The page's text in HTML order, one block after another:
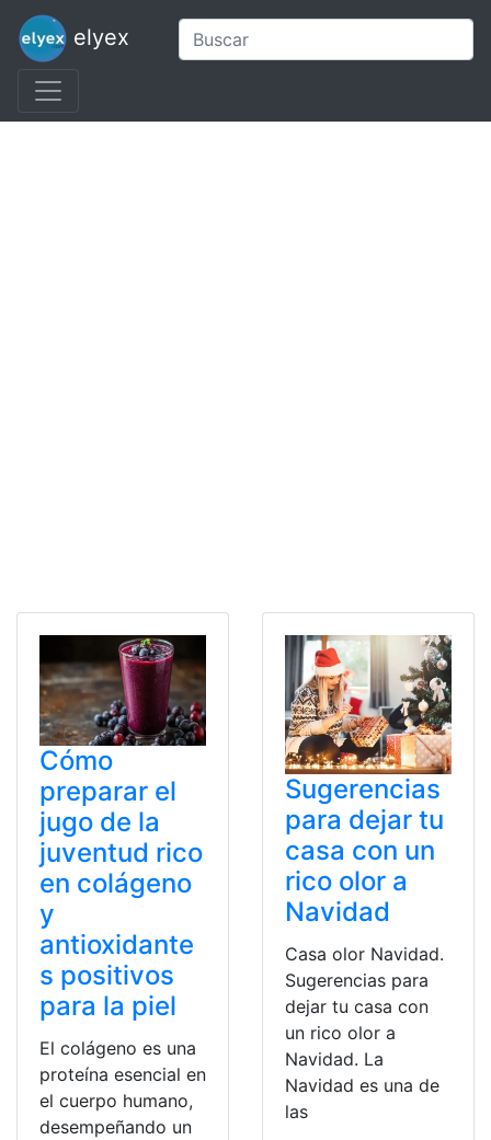
elyex
Cómo
preparar el
jugo de la
juventud rico
en colágeno
y
antioxidante
s positivos
para la piel
El colágeno es una
proteína esencial en
el cuerpo humano,
desempeñando un
Sugerencias
para dejar tu
casa con un
rico olor a
Navidad
Casa olor Navidad.
Sugerencias para
dejar tu casa con
un rico olor a
Navidad. La
Navidad es una de
las